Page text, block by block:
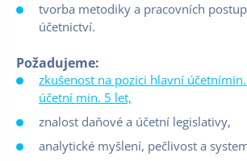
tvorba metodiky a pracovních
účetnictví.
Požadujeme:
zkušenost na pozici hlavní
účetní min. 5 let,
znalost daňové a účetní legislativy,
analytické myšlení, pečlivost a